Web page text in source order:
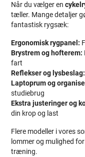
Når du vælger en
tæller. Mange detaljer
fantastisk rygsæk:
Ergonomisk rygpanel:
Brystrem og hofterem:
fart
Reflekser og lysbeslag:
Laptoprum og
studiebrug
Ekstra justeringer og
din krop og last
Flere modeller i vores
lommer og mulighed
træning.